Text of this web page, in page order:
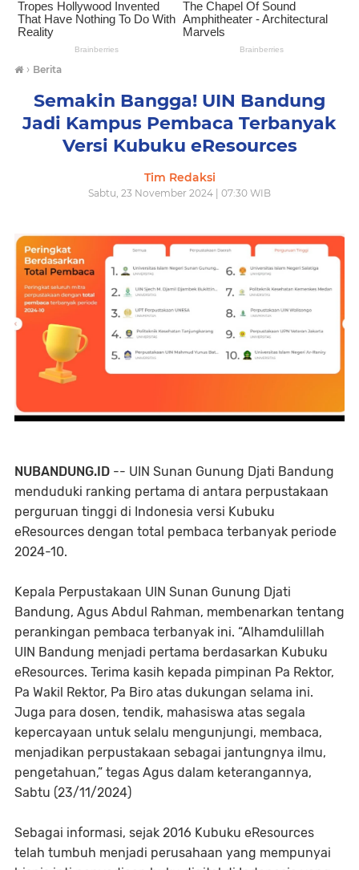
› Berita
Semakin Bangga! UIN Bandung
Jadi Kampus Pembaca Terbanyak
Versi Kubuku eResources
Tim Redaksi
Sabtu, 23 November 2024 | 07:30 WIB
NUBANDUNG.ID -- UIN Sunan Gunung Djati Bandung
menduduki ranking pertama di antara perpustakaan
perguruan tinggi di Indonesia versi Kubuku
eResources dengan total pembaca terbanyak periode
2024-10.
Kepala Perpustakaan UIN Sunan Gunung Djati
Bandung, Agus Abdul Rahman, membenarkan tentang
perankingan pembaca terbanyak ini. “Alhamdulillah
UIN Bandung menjadi pertama berdasarkan Kubuku
eResources. Terima kasih kepada pimpinan Pa Rektor,
Pa Wakil Rektor, Pa Biro atas dukungan selama ini.
Juga para dosen, tendik, mahasiswa atas segala
kepercayaan untuk selalu mengunjungi, membaca,
menjadikan perpustakaan sebagai jantungnya ilmu,
pengetahuan,” tegas Agus dalam keterangannya,
Sabtu (23/11/2024)
Sebagai informasi, sejak 2016 Kubuku eResources
telah tumbuh menjadi perusahaan yang mempunyai